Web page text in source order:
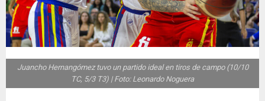
Juancho Hernangómez tuvo un partido ideal en tiros de campo (10/10
TC, 5/3 T3) | Foto: Leonardo Noguera